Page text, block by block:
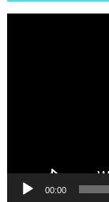
00:00